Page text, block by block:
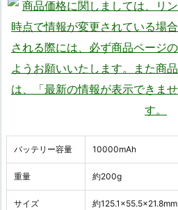
バッテリー容量 10000mAh
重量 約200g
サイズ 約125.1×55.5×21.8mm